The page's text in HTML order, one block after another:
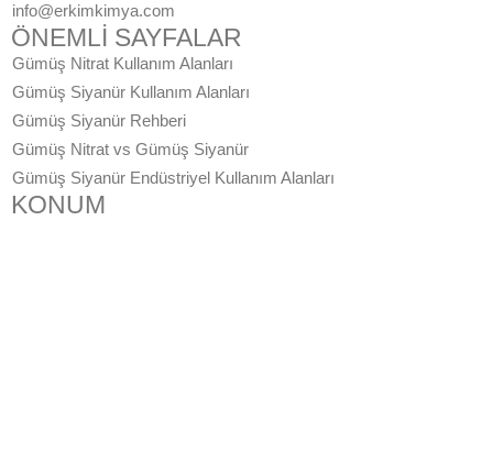
info@erkimkimya.com
ÖNEMLİ SAYFALAR
Gümüş Nitrat Kullanım Alanları
Gümüş Siyanür Kullanım Alanları
Gümüş Siyanür Rehberi
Gümüş Nitrat vs Gümüş Siyanür
Gümüş Siyanür Endüstriyel Kullanım Alanları
KONUM